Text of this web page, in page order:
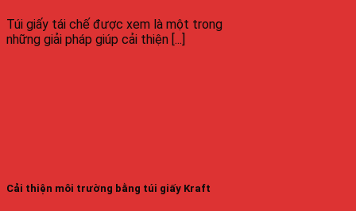
Túi giấy tái chế được xem là một trong
những giải pháp giúp cải thiện [...]
Cải thiện môi trường bằng túi giấy Kraft